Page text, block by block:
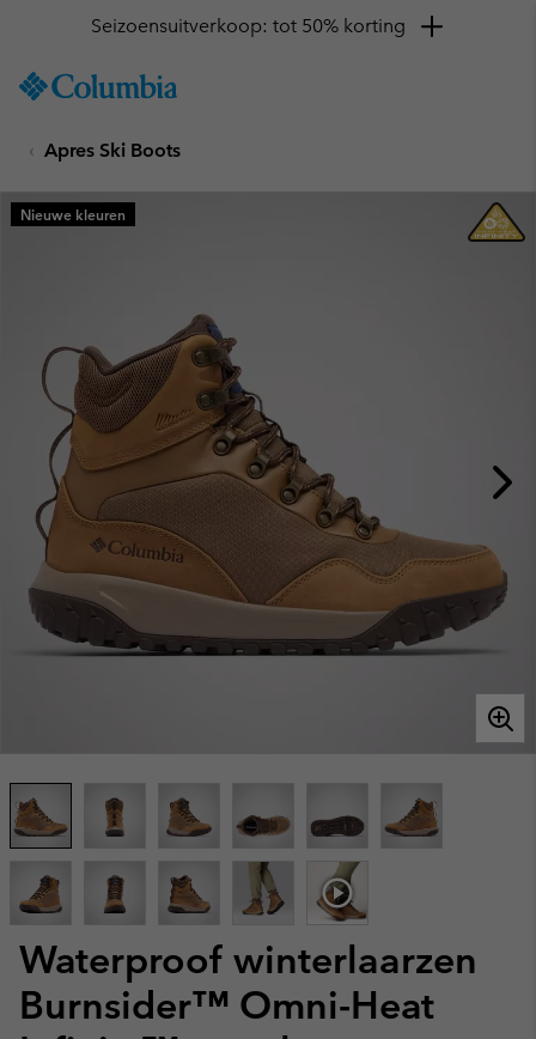
TO
SKIP
MAIN
NAV
Seizoensuitverkoop: tot 50% korting
Apres Ski Boots
Waterproof winterlaarzen
Burnsider™ Omni-Heat
Nieuwe kleuren